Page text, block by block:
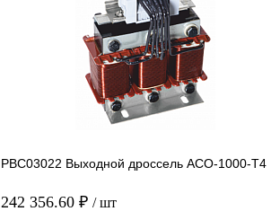
Сравнение
Под заказ
PBC03022 Выходной дроссель ACO-1000-T4
242 356.60 ₽ / шт